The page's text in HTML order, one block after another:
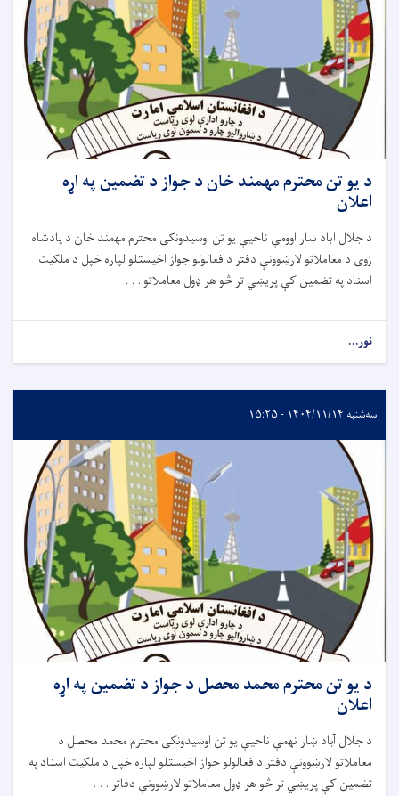
د يو تن محترم مهمند خان د جواز د تضمين په اړه
اعلان
د جلال اباد ښار اوومې ناحیې يو تن اوسیدونکى محترم مهمند خان د پادشاه
زوى د معاملاتو لارښوونې دفتر د فعالولو جواز اخيستلو لپاره خپل د ملکيت
اسناد په تضمین کې پريښي تر څو هر ډول معاملاتو . . .
نور...
سه‌شنبه ۱۴۰۴/۱۱/۱۴ - ۱۵:۲۵
د يو تن محترم محمد محصل د جواز د تضمين په اړه
اعلان
د جلال آباد ښار نهمې ناحیې يو تن اوسیدونکى محترم محمد محصل د
معاملاتو لارښوونې دفتر د فعالولو جواز اخيستلو لپاره خپل د ملکيت اسناد په
تضمین کې پريښي تر څو هر ډول معاملاتو لارښوونې دفاتر . . .